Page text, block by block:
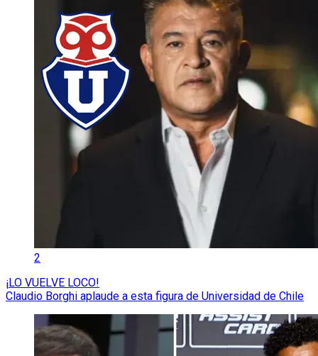
2
¡LO VUELVE LOCO!
Claudio Borghi aplaude a esta figura de Universidad de Chile